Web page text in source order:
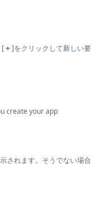
[+]をクリックして新しい要
create your app
されます。そうでない場合